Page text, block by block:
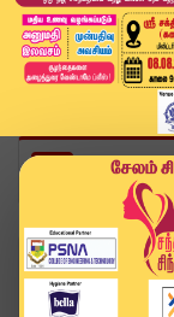
Home
வீடியோ
கொல்லப்பட்ட